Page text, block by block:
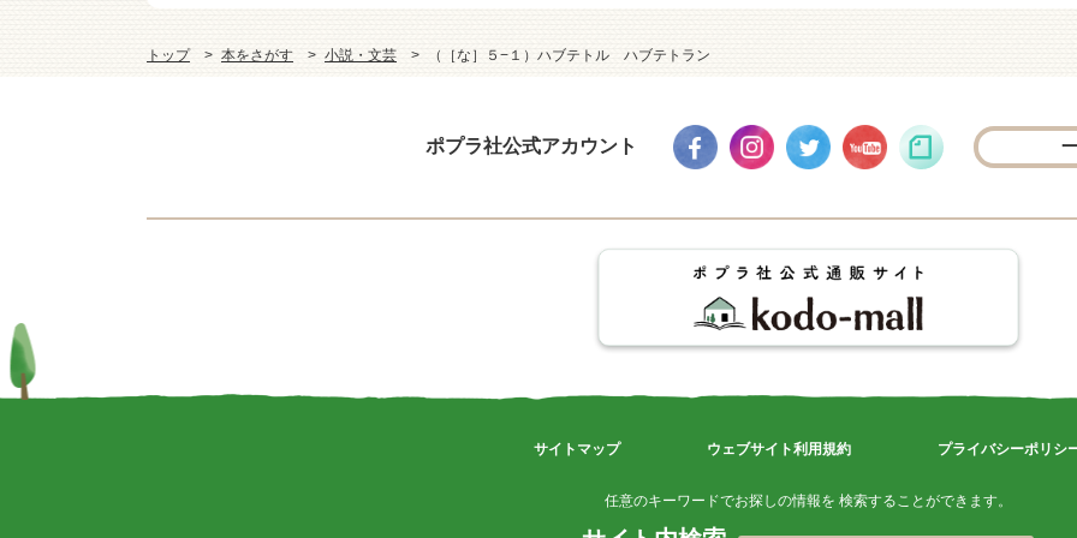
トップ 本をさがす 小説・文芸 （［な］５−１）ハブテトル ハブテトラン
ポプラ社公式アカウント
サイトマップ ウェブサイト利用規約 プライバシーポリシ
任意のキーワードでお探しの情報を 検索することができます。